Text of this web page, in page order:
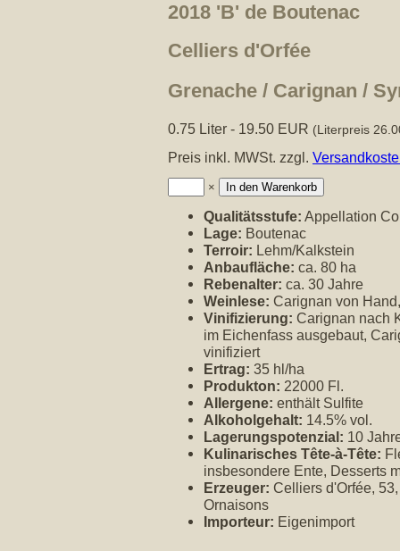
2018 'B' de Boutenac
Celliers d'Orfée
Grenache / Carignan /
0.75 Liter - 19.50 EUR (Literpreis
Preis inkl. MWSt. zzgl.
Anzahl: ×
Qualitätsstufe: Appellation
Lage: Boutenac
Terroir: Lehm/Kalkstein
Anbaufläche: ca. 80 ha
Rebenalter: ca. 30 Jahre
Weinlese: Carignan von
Vinifizierung: Carignan nach
im Eichenfass ausgebaut,
vinifiziert
Ertrag: 35 hl/ha
Produkton: 22000 Fl.
Allergene: enthält Sulfite
Alkoholgehalt: 14.5% vol.
Lagerungspotenzial: 10
Kulinarisches Tête-à-Tête:
insbesondere Ente, Desserts
Erzeuger: Celliers d'Orfée,
Ornaisons
Importeur: Eigenimport